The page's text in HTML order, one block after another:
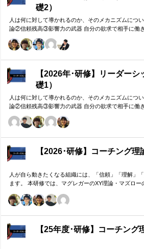
礎2）
人は何に対して導かれるのか、そのメカニズムにつ
論②信頼残高③影響力の武器 自分の欲求で相手に働
【2026年･研修】リーダー
礎1）
人は何に対して導かれるのか、そのメカニズムにつ
論②信頼残高③影響力の武器 自分の欲求で相手に働
【2026･研修】コーチング理
人が自ら動きたくなる組織には、「信頼」「理解」
ます。 本研修では、マグレガーのXY理論・マズロ
を、実例を交えて深く学びます。 単なる知識の習得
【25年度･研修】コーチング